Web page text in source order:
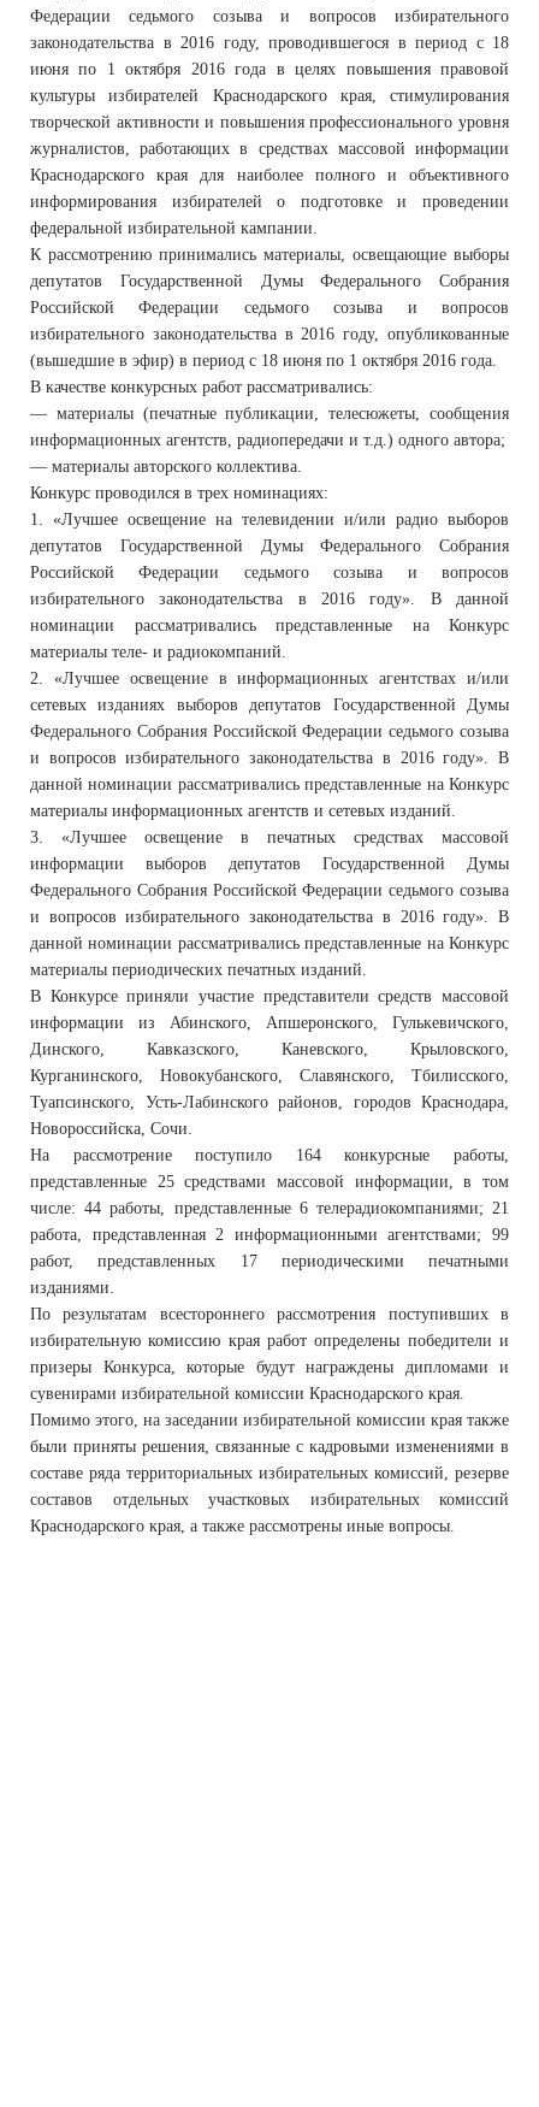
Федерации седьмого созыва и вопросов избирательного
законодательства в 2016 году, проводившегося в период с 18
июня по 1 октября 2016 года в целях повышения правовой
культуры избирателей Краснодарского края, стимулирования
творческой активности и повышения профессионального уровня
журналистов, работающих в средствах массовой информации
Краснодарского края для наиболее полного и объективного
информирования избирателей о подготовке и проведении
федеральной избирательной кампании.
К рассмотрению принимались материалы, освещающие выборы
депутатов Государственной Думы Федерального Собрания
Российской Федерации седьмого созыва и вопросов
избирательного законодательства в 2016 году, опубликованные
(вышедшие в эфир) в период с 18 июня по 1 октября 2016 года.
В качестве конкурсных работ рассматривались:
— материалы (печатные публикации, телесюжеты, сообщения
информационных агентств, радиопередачи и т.д.) одного автора;
— материалы авторского коллектива.
Конкурс проводился в трех номинациях:
1. «Лучшее освещение на телевидении и/или радио выборов
депутатов Государственной Думы Федерального Собрания
Российской Федерации седьмого созыва и вопросов
избирательного законодательства в 2016 году». В данной
номинации рассматривались представленные на Конкурс
материалы теле- и радиокомпаний.
2. «Лучшее освещение в информационных агентствах и/или
сетевых изданиях выборов депутатов Государственной Думы
Федерального Собрания Российской Федерации седьмого созыва
и вопросов избирательного законодательства в 2016 году». В
данной номинации рассматривались представленные на Конкурс
материалы информационных агентств и сетевых изданий.
3. «Лучшее освещение в печатных средствах массовой
информации выборов депутатов Государственной Думы
Федерального Собрания Российской Федерации седьмого созыва
и вопросов избирательного законодательства в 2016 году». В
данной номинации рассматривались представленные на Конкурс
материалы периодических печатных изданий.
В Конкурсе приняли участие представители средств массовой
информации из Абинского, Апшеронского, Гулькевичского,
Динского, Кавказского, Каневского, Крыловского,
Курганинского, Новокубанского, Славянского, Тбилисского,
Туапсинского, Усть-Лабинского районов, городов Краснодара,
Новороссийска, Сочи.
На рассмотрение поступило 164 конкурсные работы,
представленные 25 средствами массовой информации, в том
числе: 44 работы, представленные 6 телерадиокомпаниями; 21
работа, представленная 2 информационными агентствами; 99
работ, представленных 17 периодическими печатными
изданиями.
По результатам всестороннего рассмотрения поступивших в
избирательную комиссию края работ определены победители и
призеры Конкурса, которые будут награждены дипломами и
сувенирами избирательной комиссии Краснодарского края.
Помимо этого, на заседании избирательной комиссии края также
были приняты решения, связанные с кадровыми изменениями в
составе ряда территориальных избирательных комиссий, резерве
составов отдельных участковых избирательных комиссий
Краснодарского края, а также рассмотрены иные вопросы.